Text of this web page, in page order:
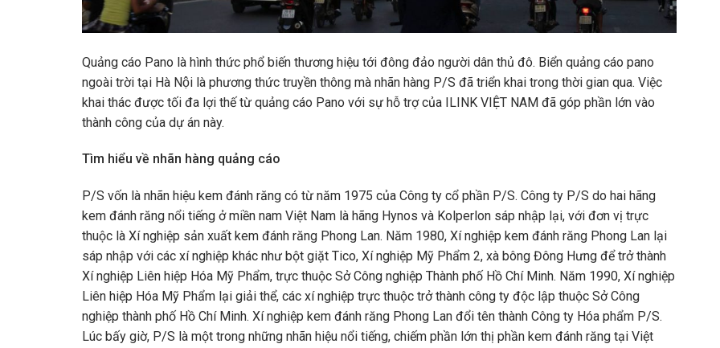
Quảng cáo Pano là hình thức phổ biến thương hiệu tới đông đảo người dân thủ đô. Biển quảng cáo pano
ngoài trời tại Hà Nội là phương thức truyền thông mà nhãn hàng P/S đã triển khai trong thời gian qua. Việc
khai thác được tối đa lợi thế từ quảng cáo Pano với sự hỗ trợ của ILINK VIỆT NAM đã góp phần lớn vào
thành công của dự án này.
Tìm hiểu về nhãn hàng quảng cáo
P/S vốn là nhãn hiệu kem đánh răng có từ năm 1975 của Công ty cổ phần P/S. Công ty P/S do hai hãng
kem đánh răng nổi tiếng ở miền nam Việt Nam là hãng Hynos và Kolperlon sáp nhập lại, với đơn vị trực
thuộc là Xí nghiệp sản xuất kem đánh răng Phong Lan. Năm 1980, Xí nghiệp kem đánh răng Phong Lan lại
sáp nhập với các xí nghiệp khác như bột giặt Tico, Xí nghiệp Mỹ Phẩm 2, xà bông Đông Hưng để trở thành
Xí nghiệp Liên hiệp Hóa Mỹ Phẩm, trực thuộc Sở Công nghiệp Thành phố Hồ Chí Minh. Năm 1990, Xí nghiệp
Liên hiệp Hóa Mỹ Phẩm lại giải thể, các xí nghiệp trực thuộc trở thành công ty độc lập thuộc Sở Công
nghiệp thành phố Hồ Chí Minh. Xí nghiệp kem đánh răng Phong Lan đổi tên thành Công ty Hóa phẩm P/S.
Lúc bấy giờ, P/S là một trong những nhãn hiệu nổi tiếng, chiếm phần lớn thị phần kem đánh răng tại Việt